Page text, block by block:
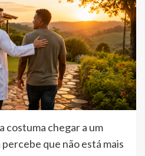
costuma chegar a um
que não está mais